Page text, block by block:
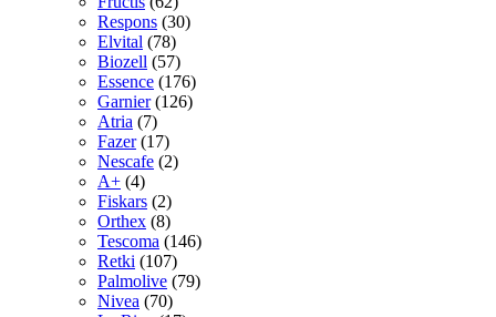
Respons (30)
Elvital (78)
Biozell (57)
Essence (176)
Garnier (126)
Atria (7)
Fazer (17)
Nescafe (2)
A+ (4)
Fiskars (2)
Orthex (8)
Tescoma (146)
Retki (107)
Palmolive (79)
Nivea (70)